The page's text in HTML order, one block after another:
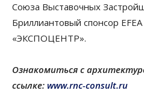
Союза Выставочных
Бриллиантовый спонсор
«ЭКСПОЦЕНТР».
Ознакомиться с
ссылке: www.rnc-consult.ru